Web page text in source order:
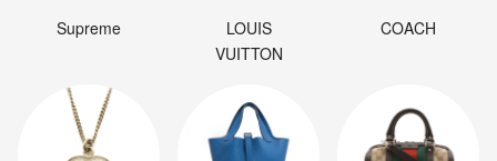
Supreme
LOUIS
VUITTON
COACH